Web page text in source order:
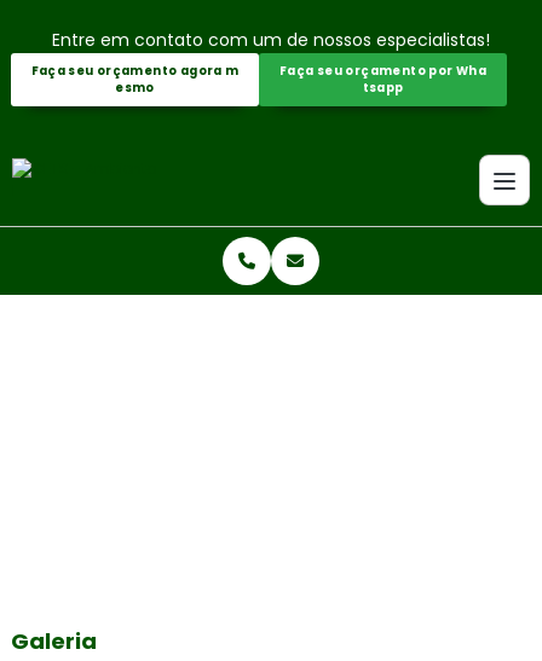
Entre em contato com um de nossos especialistas!
Faça seu orçamento agora m
esmo
Faça seu orçamento por Wha
tsapp
Galeria